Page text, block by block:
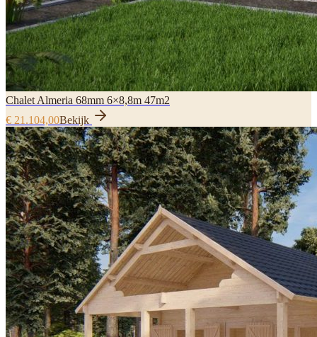
Chalet Almeria 68mm 6×8,8m 47m2
€ 21.104,00Bekijk